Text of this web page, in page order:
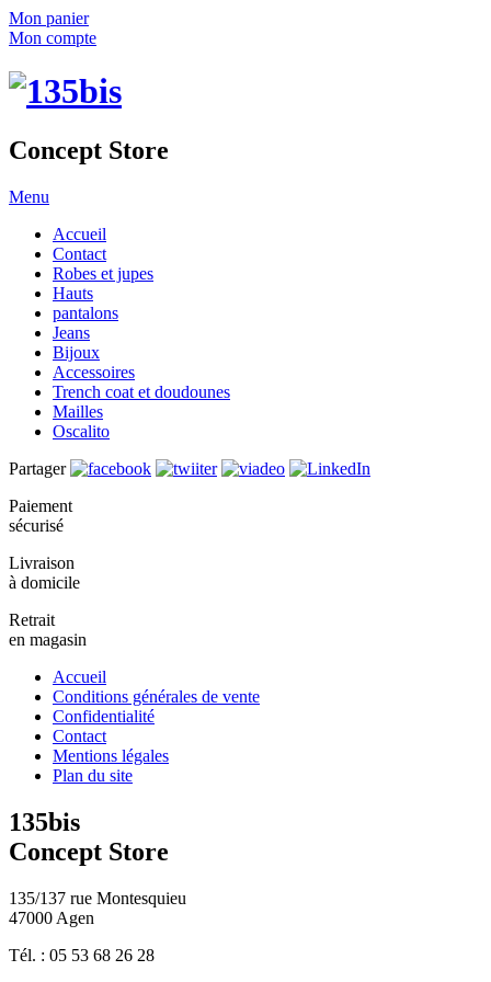
Mon panier
Mon compte
Concept Store
Menu
Accueil
Contact
Robes et jupes
Hauts
pantalons
Jeans
Bijoux
Accessoires
Trench coat et doudounes
Mailles
Oscalito
Partager
Paiement
sécurisé
Livraison
à domicile
Retrait
en magasin
Accueil
Conditions générales de vente
Confidentialité
Contact
Mentions légales
Plan du site
135bis
Concept Store
135/137 rue Montesquieu
47000 Agen
Tél. : 05 53 68 26 28